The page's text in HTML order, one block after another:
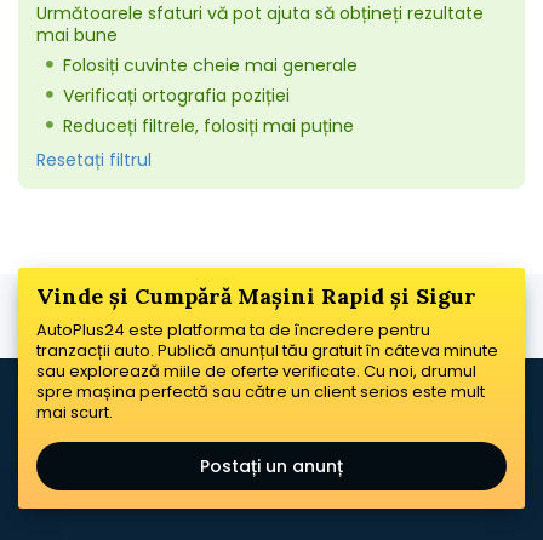
Următoarele sfaturi vă pot ajuta să obțineți rezultate
mai bune
Folosiți cuvinte cheie mai generale
Verificați ortografia poziției
Reduceți filtrele, folosiți mai puține
Resetați filtrul
Vinde și Cumpără Mașini Rapid și Sigur
AutoPlus24 este platforma ta de încredere pentru
tranzacții auto. Publică anunțul tău gratuit în câteva minute
sau explorează miile de oferte verificate. Cu noi, drumul
spre mașina perfectă sau către un client serios este mult
mai scurt.
Postați un anunț